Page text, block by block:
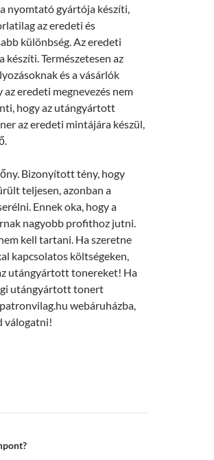
nyomtató gyártója készíti,
az eredeti és
különbség. Az eredeti
Természetesen az
és a vásárlók
eredeti megnevezés nem
hogy az utángyártott
az eredeti mintájára készül,
Bizonyított tény, hogy
teljesen, azonban a
Ennek oka, hogy a
nagyobb profithoz jutni.
kell tartani. Ha szeretne
kapcsolatos költségeken,
utángyártott tonereket! Ha
utángyártott tonert
webáruházba,
válogatni!